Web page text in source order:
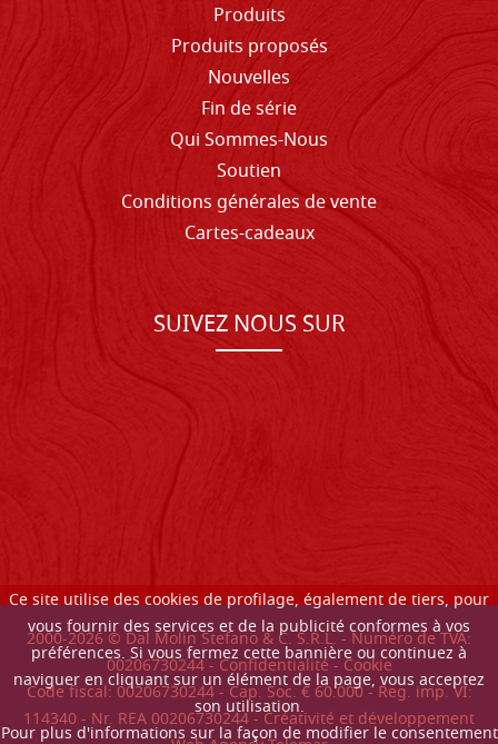
Ce site utilise des cookies de profilage, également de tiers, pour
vous fournir des services et de la publicité conformes à vos
préférences. Si vous fermez cette bannière ou continuez à
naviguer en cliquant sur un élément de la page, vous acceptez
son utilisation.
Pour plus d'informations sur la façon de modifier le consentement
Produits
Produits proposés
Nouvelles
Fin de série
Qui Sommes-Nous
Soutien
Conditions générales de vente
Cartes-cadeaux
SUIVEZ NOUS SUR
2000-2026© Dal Molin Stefano & C. S.R.L. - Numéro de TVA:
00206730244 -Confidentialité-Cookie
Code fiscal: 00206730244 - Cap. Soc. € 60.000 - Reg. imp. VI:
114340 - Nr. REA 00206730244 - Créativité et développement